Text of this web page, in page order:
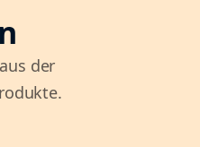
der